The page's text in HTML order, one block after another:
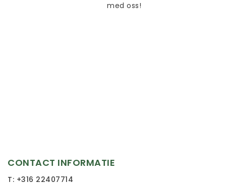
med oss!
CONTACT INFORMATIE
T: +316 22407714